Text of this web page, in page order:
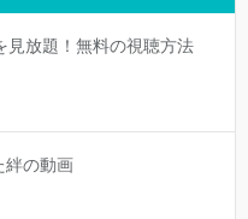
見放題！無料の視聴方法
絆の動画